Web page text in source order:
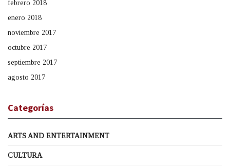
febrero 2018
enero 2018
noviembre 2017
octubre 2017
septiembre 2017
agosto 2017
Categorías
ARTS AND ENTERTAINMENT
CULTURA